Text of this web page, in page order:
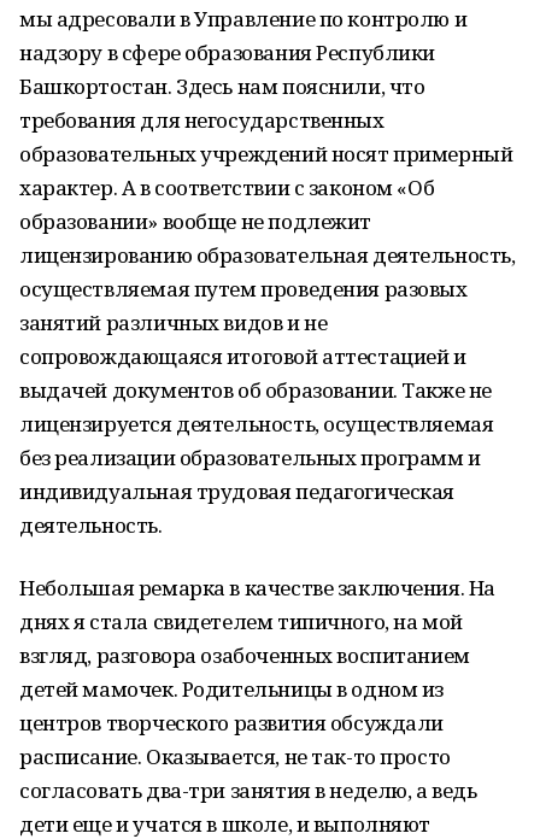
мы адресовали в Управление по контролю и
надзору в сфере образования Республики
Башкортостан. Здесь нам пояснили, что
требования для негосударственных
образовательных учреждений носят примерный
характер. А в соответствии с законом «Об
образовании» вообще не подлежит
лицензированию образовательная деятельность,
осуществляемая путем проведения разовых
занятий различных видов и не
сопровождающаяся итоговой аттестацией и
выдачей документов об образовании. Также не
лицензируется деятельность,осуществляемая
без реализации образовательных программ и
индивидуальная трудовая педагогическая
деятельность.
Небольшая ремарка в качестве заключения. На
днях я стала свидетелем типичного, на мой
взгляд, разговора озабоченных воспитанием
детей мамочек. Родительницы в одном из
центров творческого развития обсуждали
расписание. Оказывается, не так-то просто
согласовать два-три занятия в неделю, а ведь
дети еще и учатся в школе, и выполняют